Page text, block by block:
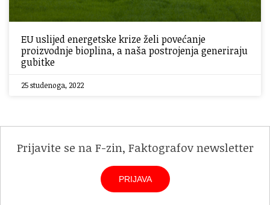
EU uslijed energetske krize želi povećanje
proizvodnje bioplina, a naša postrojenja generiraju
gubitke
25 studenoga, 2022
Prijavite se na F-zin, Faktografov newsletter
PRIJAVA